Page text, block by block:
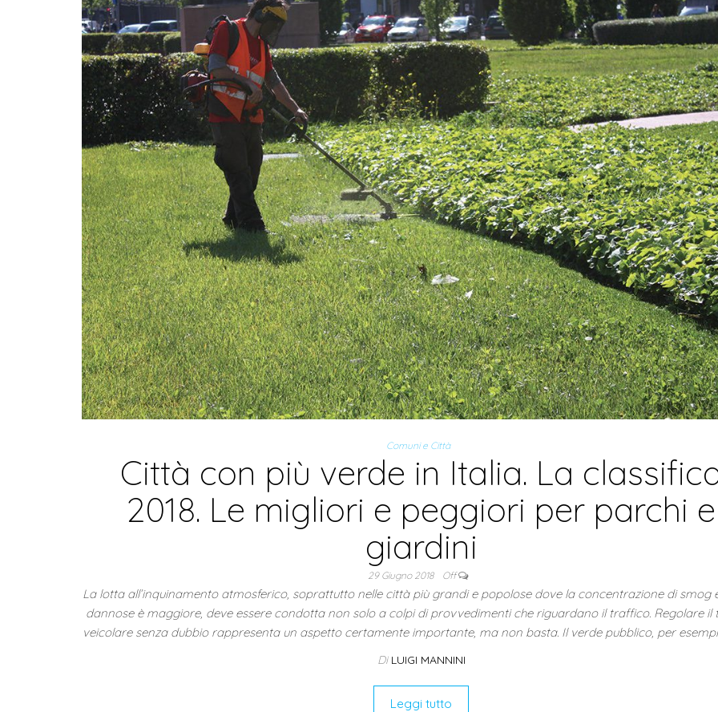
Comuni e Città
Città con più verde in Italia. La
2018. Le migliori e peggiori per parchi e
giardini
29 Giugno 2018 Off
La lotta all’inquinamento atmosferico, soprattutto nelle città più grandi e popolose dove la concentrazione di smog
dannose è maggiore, deve essere condotta non solo a colpi di provvedimenti che riguardano il traffico. Regolare il
veicolare senza dubbio rappresenta un aspetto certamente importante, ma non basta. Il verde pubblico, per
Di LUIGI MANNINI
Leggi tutto